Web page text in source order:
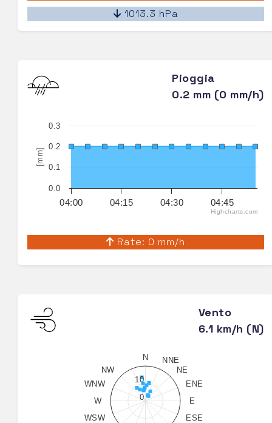
1013.3 hPa
Pioggia
0.2 mm (0 mm/h)
[mm]
04:00 04:15 04:30 04:45
0.0
0.1
0.2
0.3
Highcharts.com
Rate: 0 mm/h
Vento
6.1 km/h (N)
N
NNE
NE
ENE
E
ESE
WSW
W
WNW
NW
0
10